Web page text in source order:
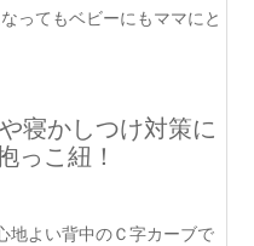
ってもベビーにもママにと
寝かしつけ対策に
っこ紐！
地よい背中のＣ字カーブで